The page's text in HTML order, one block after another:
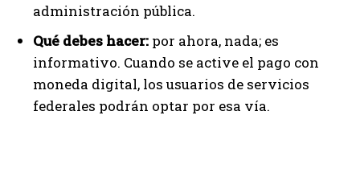
administración pública.
Qué debes hacer: por ahora, nada; es
informativo. Cuando se active el pago con
moneda digital, los usuarios de servicios
federales podrán optar por esa vía.